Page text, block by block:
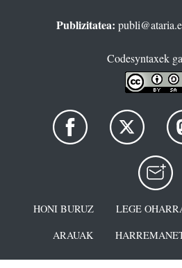
Publizitatea:
Codesyntaxek
HONI BURUZ LEGE
ARAUAK